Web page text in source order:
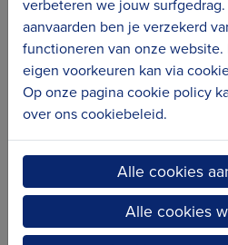
Marleen De Soete
Lid met raadgevende stem
Marleen De Soete is
verbeteren we jouw
aanvaarden ben je verzekerd
functioneren van onze website.
eigen voorkeuren kan via
Op onze pagina cookie policy
over ons cookiebeleid.
Alle cookies
Alle cookies